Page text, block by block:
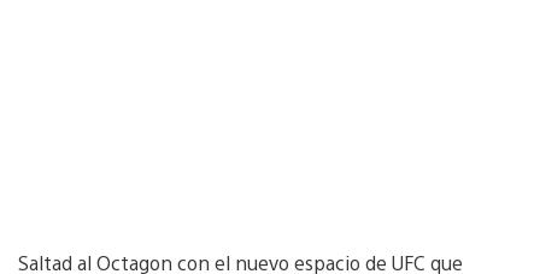
Saltad al Octagon con el nuevo espacio de UFC que